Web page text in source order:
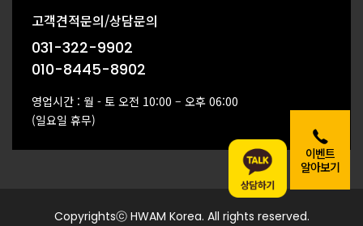
이벤트
알아보기
고객견적문의/상담문의
031-322-9902
010-8445-8902
영업시간 : 월 - 토 오전 10:00 – 오후 06:00
(일요일 휴무)
Copyrightsⓒ HWAM Korea. All rights reserved.